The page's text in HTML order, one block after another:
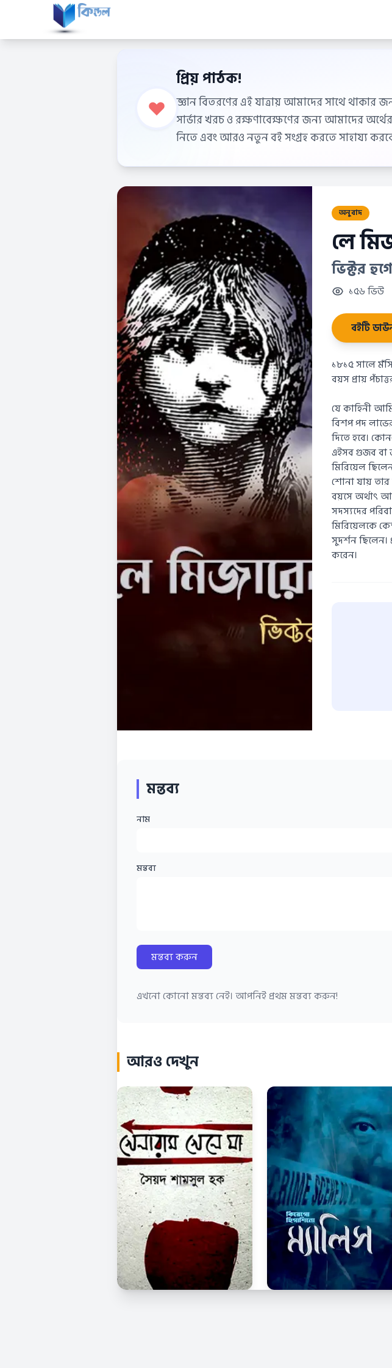
প্রিয় পাঠক!
জ্ঞান বিতরণের এই যাত্রায় আমাদের সাথে থাকার
সার্ভার খরচ ও রক্ষণাবেক্ষণের জন্য আমাদের
নিতে এবং আরও নতুন বই সংগ্রহ করতে সাহায্য
অনুবাদ
লে
ভিক্টর
১৫৬ ভিউ
বইটি
১৮১৫ সালে
বয়স প্রায়
যে কাহিনী
বিশপ পদ
দিতে হবে।
এইসব গুজব বা
মিরিয়েল
শোনা যায় তার
বয়সে অর্থাৎ
সদস্যদের
মিরিয়েলকে
সুদর্শন ছিলেন।
করেন।
মন্তব্য
নাম
মন্তব্য
মন্তব্য করুন
এখনো কোনো মন্তব্য নেই। আপনিই প্রথম মন্তব্য করুন!
আরও দেখুন